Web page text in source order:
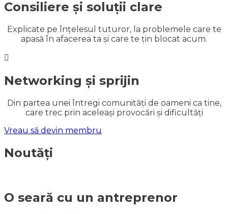
Consiliere și soluții clare
Explicate pe înțelesul tuturor, la problemele care te
apasă în afacerea ta și care te țin blocat acum.
Networking și sprijin
Din partea unei întregi comunități de oameni ca tine,
care trec prin aceleași provocări și dificultăți
Vreau să devin membru
Noutăți
O seară cu un antreprenor